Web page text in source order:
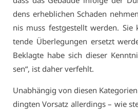
dens er­heb­li­chen Scha­den
nis muss fest­ge­stellt wer­den.
ten­de Über­le­gun­gen er­setzt
Be­klag­te ha­be sich die­ser
sen“, ist da­her ver­fehlt.
Un­ab­hän­gig von die­sen
ding­ten Vor­satz al­ler­dings – wie